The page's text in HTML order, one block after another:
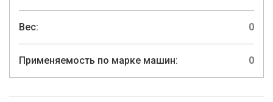
Вес: 0
Применяемость по марке машин: 0